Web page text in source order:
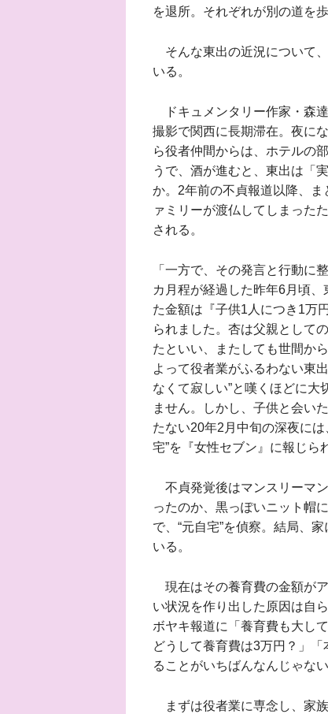
を退所。それぞれが別の道を
そんな東出の近況について
いる。
ドキュメンタリー作家・森
撮影で関西に長期滞在。夜に
ら役者仲間からは、ホテルの
うで、酒が進むと、東出は「
か。2年前の不貞報道以降、
ァミリーが渡仏してしまった
される。
「一方で、その発言と行動に
カ月程が経過した昨年6月頃
た金額は『子供1人につき1万
られました。杏は父親として
たといい、またしても世間か
よって役者業がふるわない東
なくて寂しい”と嘆くほどに
ません。しかし、子供と会い
たない20年2月中旬の深夜に
宅”を『女性セブン』に報じら
不貞発覚後はマンスリーマ
ったのか、黒っぽいニット帽
で、“元自宅”を偵察。結局、
いる。
現在はその養育費の金額が
い状況を作り出した原因は自
ボヤキ報道に「養育費も大し
どうして養育費は3万円？」
ることがいちばんなんじゃな
まずは役者業に専念し、家